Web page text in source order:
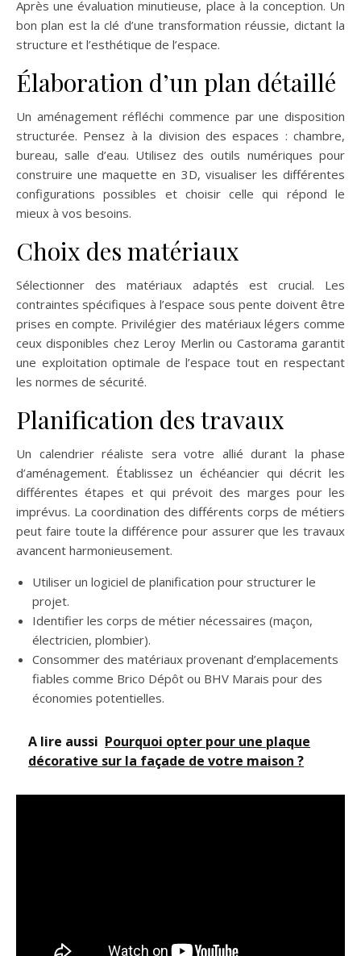
Après une évaluation minutieuse, place à la conception. Un
bon plan est la clé d’une transformation réussie, dictant la
structure et l’esthétique de l’espace.
Élaboration d’un plan détaillé
Un aménagement réfléchi commence par une disposition
structurée. Pensez à la division des espaces : chambre,
bureau, salle d’eau. Utilisez des outils numériques pour
construire une maquette en 3D, visualiser les différentes
configurations possibles et choisir celle qui répond le
mieux à vos besoins.
Choix des matériaux
Sélectionner des matériaux adaptés est crucial. Les
contraintes spécifiques à l’espace sous pente doivent être
prises en compte. Privilégier des matériaux légers comme
ceux disponibles chez Leroy Merlin ou Castorama garantit
une exploitation optimale de l’espace tout en respectant
les normes de sécurité.
Planification des travaux
Un calendrier réaliste sera votre allié durant la phase
d’aménagement. Établissez un échéancier qui décrit les
différentes étapes et qui prévoit des marges pour les
imprévus. La coordination des différents corps de métiers
peut faire toute la différence pour assurer que les travaux
avancent harmonieusement.
Utiliser un logiciel de planification pour structurer le
projet.
Identifier les corps de métier nécessaires (maçon,
électricien, plombier).
Consommer des matériaux provenant d’emplacements
fiables comme Brico Dépôt ou BHV Marais pour des
économies potentielles.
A lire aussi Pourquoi opter pour une plaque
décorative sur la façade de votre maison ?